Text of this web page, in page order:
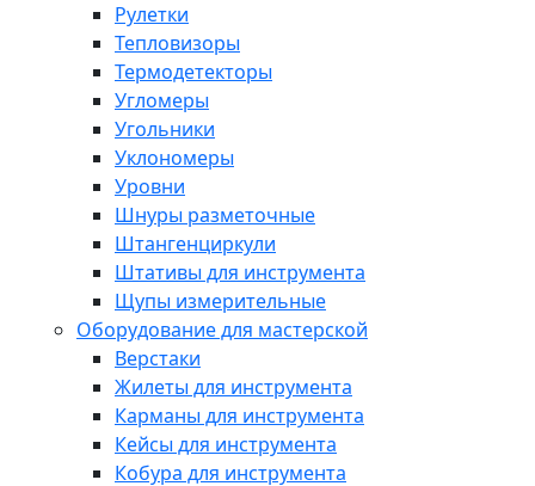
Рулетки
Тепловизоры
Термодетекторы
Угломеры
Угольники
Уклономеры
Уровни
Шнуры разметочные
Штангенциркули
Штативы для инструмента
Щупы измерительные
Оборудование для мастерской
Верстаки
Жилеты для инструмента
Карманы для инструмента
Кейсы для инструмента
Кобура для инструмента